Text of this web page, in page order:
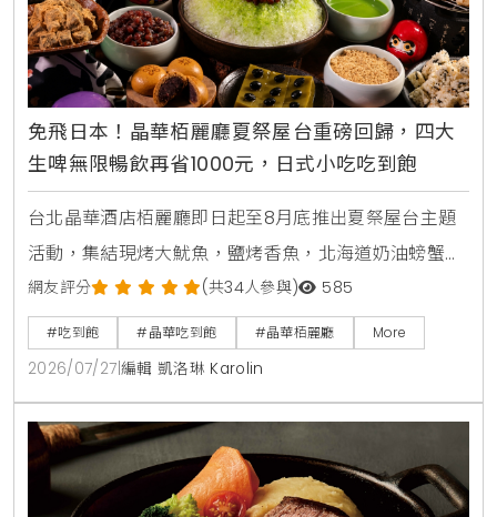
免飛日本！晶華栢麗廳夏祭屋台重磅回歸，四大
生啤無限暢飲再省1000元，日式小吃吃到飽
台北晶華酒店栢麗廳即日起至8月底推出夏祭屋台主題
活動，集結現烤大魷魚，鹽烤香魚，北海道奶油螃蟹燒
及甜蝦鮭魚親子丼等十數款日本街邊美食，搭配日本四
大生啤無限暢飲，下載晶華會APP領取折價券，4人同
行最高可折抵1000元，是暑假聚餐首選。
網友評分 (共34人參與) 585
#吃到飽 #晶華吃到飽 #晶華栢麗廳 More
2026/07/27 編輯 凱洛琳 Karolin